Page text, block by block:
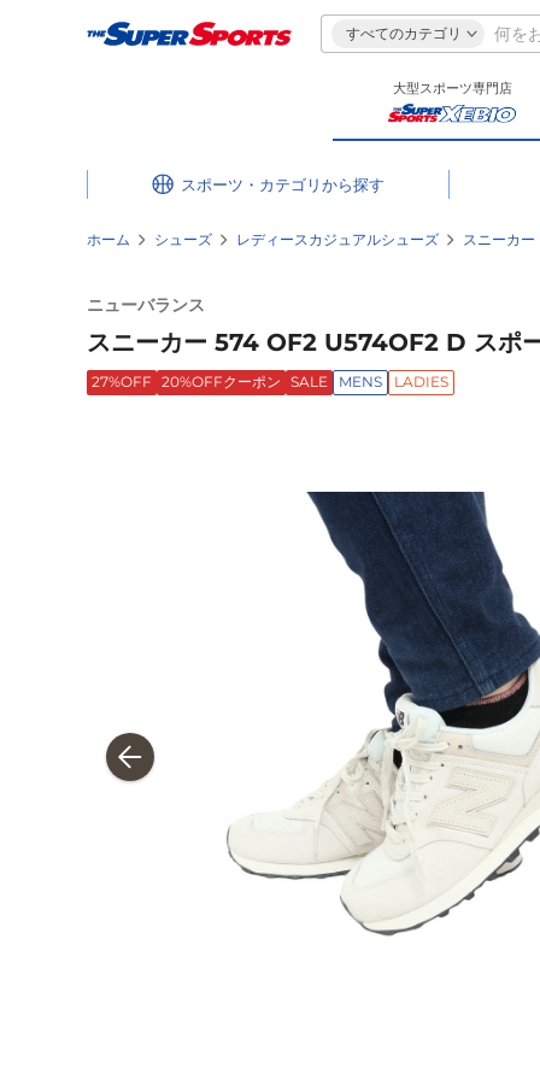
すべてのカテゴリ
大型スポーツ専門店
スポーツ・カテゴリ
ホーム シューズ レディースカジュアルシューズ スニーカー
ニューバランス
スニーカー 574 OF2 U574OF2 D スポ
27%OFF 20%OFFクーポン SALE MENS LADIES